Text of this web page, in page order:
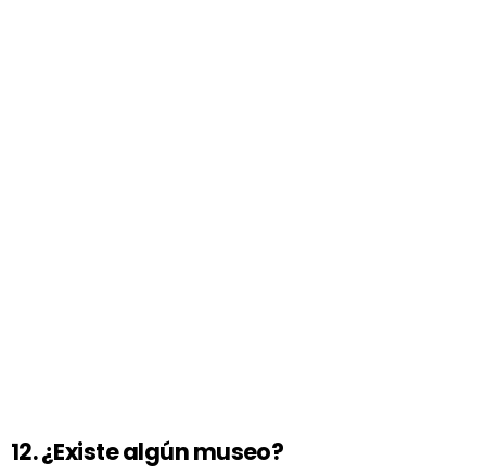
12. ¿Existe algún museo?